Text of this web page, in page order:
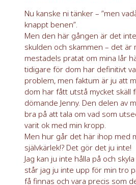
Nu kanske ni tänker – ”men
knappt benen”.
Men den här gången är det
skulden och skammen – det är
mestadels pratat om mina lår
tidigare för dom har definitivt
problem, men faktum är ju att
dom har fått utstå mycket skäll
dömande Jenny. Den delen av
bra på att tala om vad som
varit ok med min kropp.
Men hur går det här ihop med
självkärlek!? Det gör det ju inte!
Jag kan ju inte hålla på och
står jag ju inte upp för min tro
få finnas och vara precis som